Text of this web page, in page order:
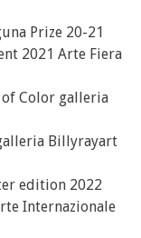
Prize 20-21
2021 Arte Fiera
of Color galleria
Billyrayart
edition 2022
Internazionale